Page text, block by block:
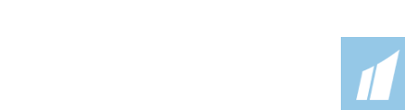
•
•